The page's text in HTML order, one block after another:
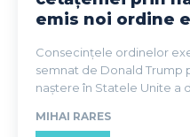
emis noi ordine
Consecințele ordinelor
semnat de Donald
naștere în Statele Unite a
MIHAI RARES